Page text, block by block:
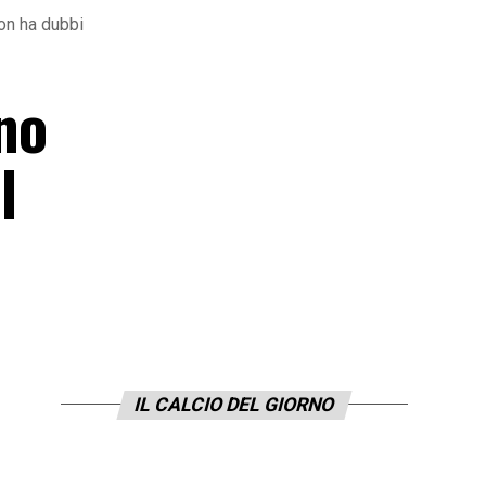
ha dubbi
IL CALCIO DEL GIORNO